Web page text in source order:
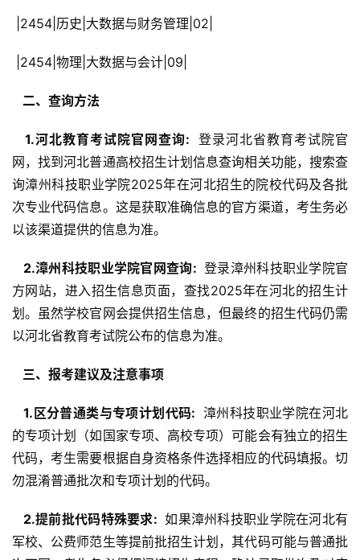
|2454|历史|大数据与财务管理|02|
|2454|物理|大数据与会计|09|
  二、查询方法
  1.河北教育考试院官网查询:
登录河北省教育考试院官
网，找到河北普通高校招生计划信息查询相关功能，搜索查
询漳州科技职业学院2025年在河北招生的院校代码及各批
次专业代码信息。这是获取准确信息的官方渠道，考生务必
以该渠道提供的信息为准。
  2.漳州科技职业学院官网查询:
登录漳州科技职业学院官
方网站，进入招生信息页面，查找2025年在河北的招生计
划。虽然学校官网会提供招生信息，但最终的招生代码仍需
以河北省教育考试院公布的信息为准。
  三、报考建议及注意事项
  1.区分普通类与专项计划代码:
漳州科技职业学院在河北
的专项计划（如国家专项、高校专项）可能会有独立的招生
代码，考生需要根据自身资格条件选择相应的代码填报。切
勿混淆普通批次和专项计划的代码。
  2.提前批代码特殊要求:
如果漳州科技职业学院在河北有
军校、公费师范生等提前批招生计划，其代码可能与普通批